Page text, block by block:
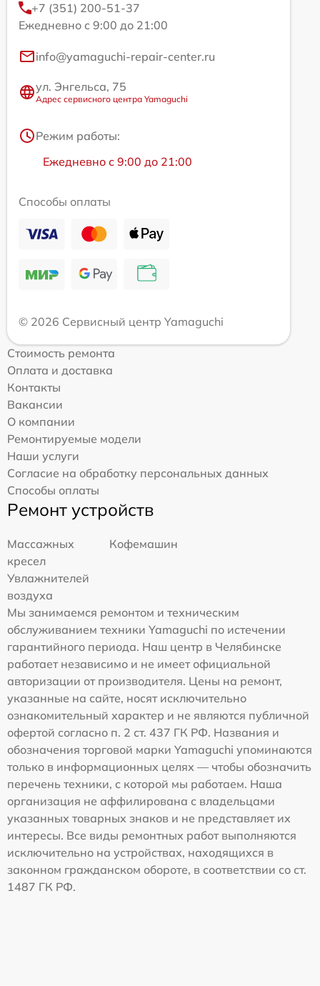
+7 (351) 200-51-37
Ежедневно с 9:00 до 21:00
info@yamaguchi-repair-center.ru
ул. Энгельса, 75
Адрес сервисного центра Yamaguchi
Режим работы:
Ежедневно с 9:00 до 21:00
Способы оплаты
© 2026 Сервисный центр Yamaguchi
Стоимость ремонта
Оплата и доставка
Контакты
Вакансии
О компании
Ремонтируемые модели
Наши услуги
Согласие на обработку персональных данных
Способы оплаты
Ремонт устройств
Массажных
кресел
Кофемашин
Увлажнителей
воздуха
Мы занимаемся ремонтом и техническим
обслуживанием техники Yamaguchi по истечении
гарантийного периода. Наш центр в Челябинске
работает независимо и не имеет официальной
авторизации от производителя. Цены на ремонт,
указанные на сайте, носят исключительно
ознакомительный характер и не являются публичной
офертой согласно п. 2 ст. 437 ГК РФ. Названия и
обозначения торговой марки Yamaguchi упоминаются
только в информационных целях — чтобы обозначить
перечень техники, с которой мы работаем. Наша
организация не аффилирована с владельцами
указанных товарных знаков и не представляет их
интересы. Все виды ремонтных работ выполняются
исключительно на устройствах, находящихся в
законном гражданском обороте, в соответствии со ст.
1487 ГК РФ.